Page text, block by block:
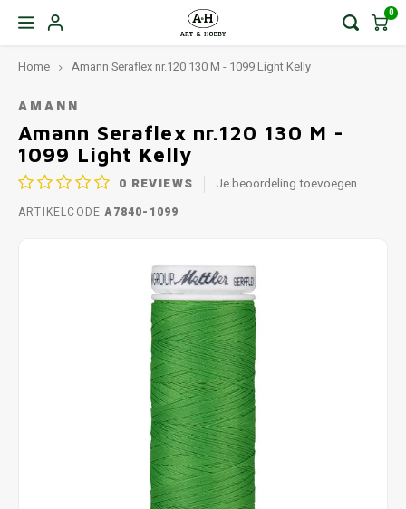
0
Home Amann Seraflex nr.120 130 M - 1099 Light Kelly
AMANN
Amann Seraflex nr.120 130 M -
1099 Light Kelly
0 REVIEWS Je beoordeling toevoegen
ARTIKELCODE A7840-1099